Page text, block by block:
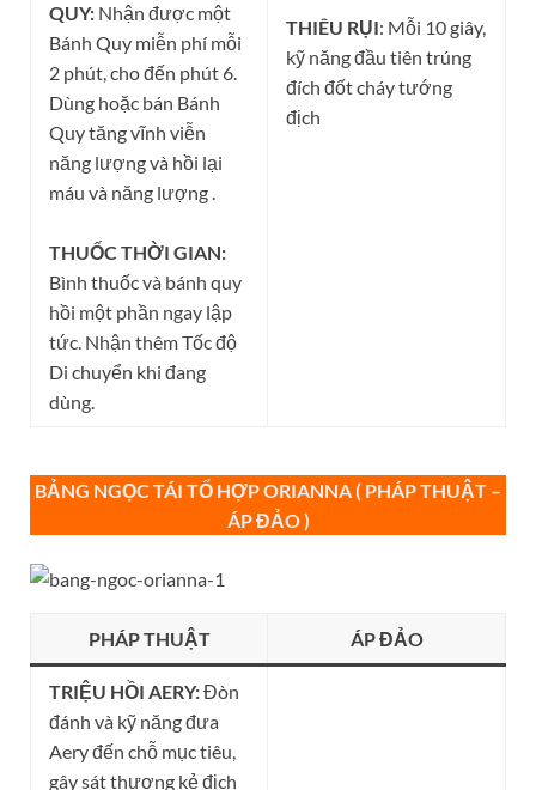
QUY: Nhận được một
Bánh Quy miễn phí mỗi
2 phút, cho đến phút 6.
Dùng hoặc bán Bánh
Quy tăng vĩnh viễn
năng lượng và hồi lại
máu và năng lượng .
THUỐC THỜI GIAN:
Bình thuốc và bánh quy
hồi một phần ngay lập
tức. Nhận thêm Tốc độ
Di chuyển khi đang
dùng.
THIÊU RỤI: Mỗi 10 giây,
kỹ năng đầu tiên trúng
đích đốt cháy tướng
địch
BẢNG NGỌC TÁI TỔ HỢPORIANNA ( PHÁP THUẬT –
ÁP ĐẢO )
PHÁP THUẬT ÁP ĐẢO
TRIỆU HỒI AERY:Đòn
đánh và kỹ năng đưa
Aery đến chỗ mục tiêu,
gây sát thương kẻ địch